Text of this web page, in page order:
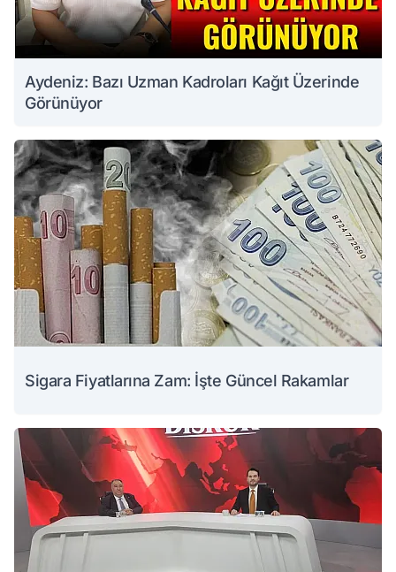
Aydeniz: Bazı Uzman Kadroları Kağıt Üzerinde
Görünüyor
Sigara Fiyatlarına Zam: İşte Güncel Rakamlar